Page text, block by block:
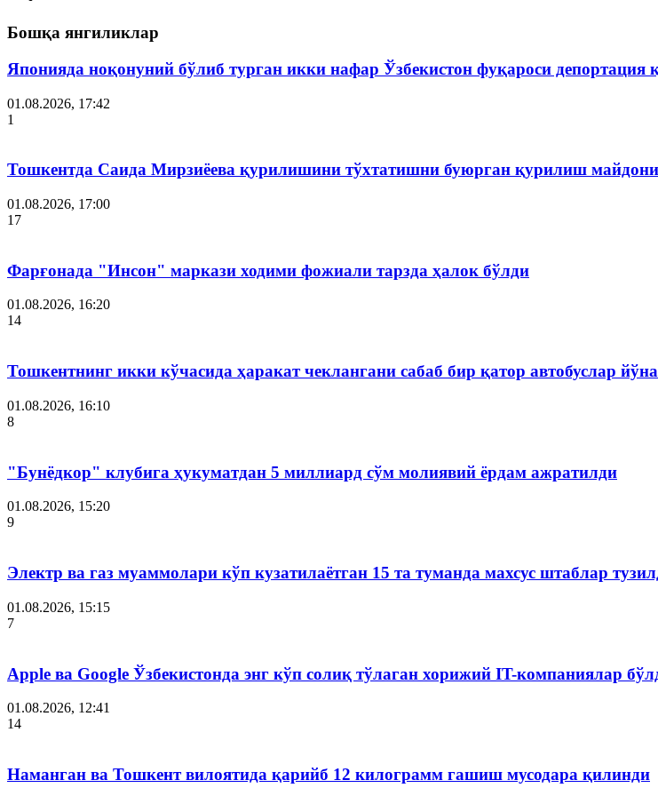
Бошқа янгиликлар
Японияда ноқонуний бўлиб турган икки нафар Ўзбекистон фуқароси депортация
01.08.2026, 17:42
1
Тошкентда Саида Мирзиёева қурилишини тўхтатишни буюрган қурилиш
01.08.2026, 17:00
17
Фарғонада "Инсон" маркази ходими фожиали тарзда ҳалок бўлди
01.08.2026, 16:20
14
Тошкентнинг икки кўчасида ҳаракат чеклангани сабаб бир қатор автобуслар
01.08.2026, 16:10
8
"Бунёдкор" клубига ҳукуматдан 5 миллиард сўм молиявий ёрдам ажратилди
01.08.2026, 15:20
9
Электр ва газ муаммолари кўп кузатилаётган 15 та туманда махсус штаблар
01.08.2026, 15:15
7
Apple ва Google Ўзбекистонда энг кўп солиқ тўлаган хорижий IT-компаниялар
01.08.2026, 12:41
14
Наманган ва Тошкент вилоятида қарийб 12 килограмм гашиш мусодара қилинди